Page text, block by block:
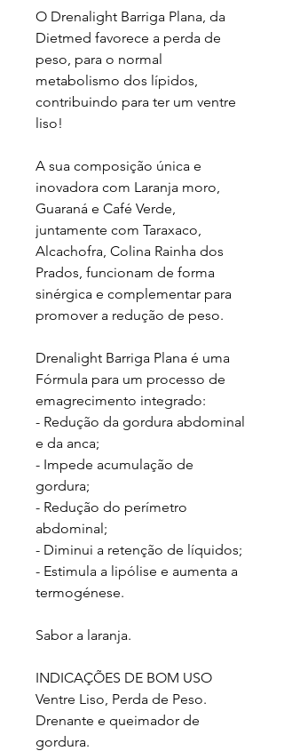
O Drenalight Barriga Plana, da
Dietmed favorece a perda de
peso, para o normal
metabolismo dos lípidos,
contribuindo para ter um ventre
liso!
A sua composição única e
inovadora com Laranja moro,
Guaraná e Café Verde,
juntamente com Taraxaco,
Alcachofra, Colina Rainha dos
Prados, funcionam de forma
sinérgica e complementar para
promover a redução de peso.
Drenalight Barriga Plana é uma
Fórmula para um processo de
emagrecimento integrado:
- Redução da gordura abdominal
e da anca;
- Impede acumulação de
gordura;
- Redução do perímetro
abdominal;
- Diminui a retenção de líquidos;
- Estimula a lipólise e aumenta a
termogénese.
Sabor a laranja.
INDICAÇÕES DE BOM USO
Ventre Liso, Perda de Peso.
Drenante e queimador de
gordura.